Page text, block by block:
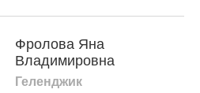
Фролова Яна
Владимировна
Геленджик